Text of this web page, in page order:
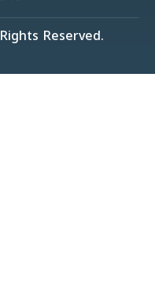
Reserved.